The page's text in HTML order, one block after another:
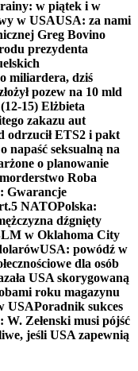
w piątek i w
w USAUSA: za nami
Greg Bovino
prezydenta
miliardera, dziś
pozew na 10 mld
15) Elżbieta
zakazu aut
odrzucił ETS2 i pakt
napaść seksualną na
o planowanie
Roba
Gwarancje
NATOPolska:
dźgnięty
w Oklahoma City
USA: powódź w
dla osób
USA skorygowaną
roku magazynu
USAPoradnik sukces
Zełenski musi pójść
jeśli USA zapewnią